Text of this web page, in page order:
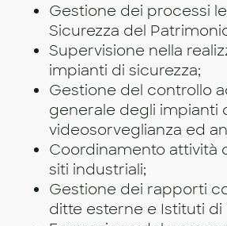
Gestione dei processi
Sicurezza del
Supervisione nella
impianti di sicurezza;
Gestione del controllo
generale degli impianti
videosorveglianza ed
Coordinamento attività
siti industriali;
Gestione dei rapporti
ditte esterne e Istituti di